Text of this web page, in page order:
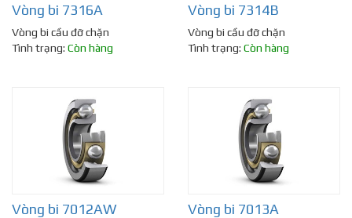
Vòng bi 7316A
Vòng bi cầu đỡ chặn
Tình trạng: Còn hàng
Vòng bi 7314B
Vòng bi cầu đỡ chặn
Tình trạng: Còn hàng
Vòng bi 7012AW Vòng bi 7013A